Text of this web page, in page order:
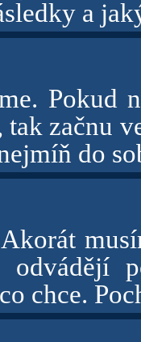
a
Pokud
tak začnu
do
chce.